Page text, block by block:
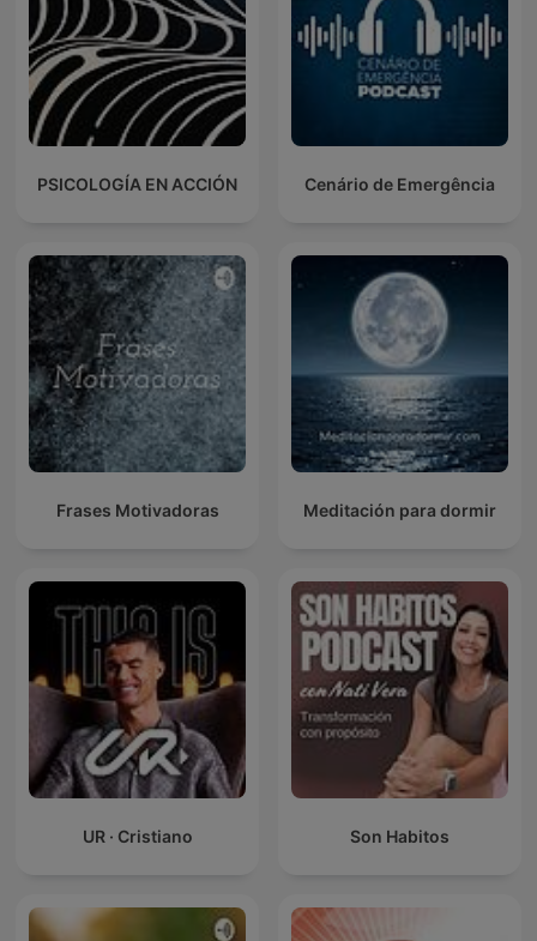
PSICOLOGÍA EN ACCIÓN Cenário de Emergência
Frases Motivadoras Meditación para dormir
UR · Cristiano Son Habitos